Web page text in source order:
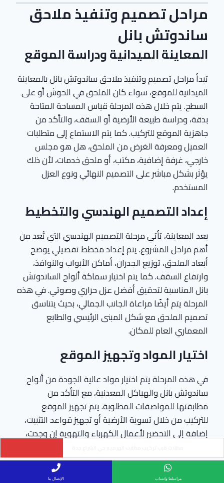
مراحل تصميم وتنفيذ ملاحق
ساندوتش بانل
المعاينة الميدانية ودراسة الموقع
تبدأ مراحل تصميم وتنفيذ ملاحق ساندوتش بانل بالمعاينة
الميدانية للموقع، سواء كان الملحق في الحوش أو على
السطح. يتم خلال هذه المرحلة قياس المساحة المتاحة
بدقة، ودراسة طبيعة الأرضية أو السقف، والتأكد من
جاهزية الموقع للتركيب. كما يتم الاستماع إلى متطلبات
العميل ومعرفة الغرض من الملحق، هل هو مجلس
خارجي، غرفة إضافية، مكتب، أو ملحق خدمات، لأن ذلك
يؤثر بشكل مباشر على التصميم النهائي ونوع العزل
المستخدم.
إعداد التصميم الهندسي والتخطيط
بعد المعاينة، تأتي مرحلة التصميم الهندسي التي تُعد من
أهم مراحل المشروع. يتم إعداد مخطط تفصيلي يوضح
أبعاد الملحق، توزيع الجدران، أماكن الأبواب والنوافذ،
وارتفاع السقف. كما يتم اختيار سماكة ألواح الساندوتش
بانل المناسبة لتحقيق أفضل عزل حراري وصوتي. في هذه
المرحلة يتم أيضًا مراعاة الجانب الجمالي، بحيث يتناسق
تصميم الملحق مع شكل المبنى الرئيسي والطابع
المعماري العام للمكان.
اختيار المواد وتجهيز الموقع
في هذه المرحلة يتم اختيار مواد عالية الجودة من ألواح
ساندوتش بانل والهياكل المعدنية، مع التأكد من
مطابقتها للمواصفات المطلوبة. يتم تجهيز الموقع
للتركيب من خلال تسوية الأرضية أو تجهيز قواعد التثبيت،
إضافة إلى التحضير لأعمال الكهرباء والتهوية إن وجدت،
التنفيذ والتركيب
مراسلتنا واتساب الإتصال بنا